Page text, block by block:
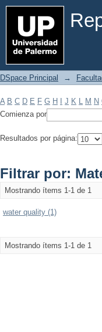
Filtrar por:
DSpace Principal →
A B C D E F G H J K L M N
Comienza por
Resultados por página:
Filtrar por:
Mostrando ítems 1-1 de 1
water quality (1)
Mostrando ítems 1-1 de 1